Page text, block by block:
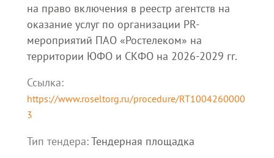
на право включения в реестр агентств на
оказание услуг по организации PR-
мероприятий ПАО «Ростелеком» на
территории ЮФО и СКФО на 2026-2029 гг.
Ссылка:
https://www.roseltorg.ru/procedure/RT1004260000
3
Тип тендера:Тендерная площадка